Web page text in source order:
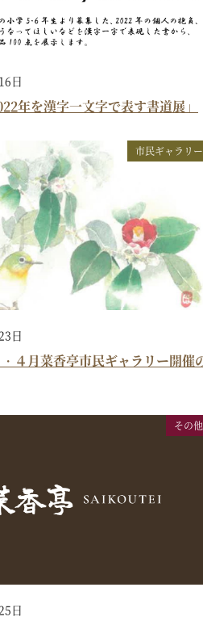
日
年を漢字一文字で表す書道展」
市民ギャラリー
日
４月菜香亭市民ギャラリー開催
その他
日